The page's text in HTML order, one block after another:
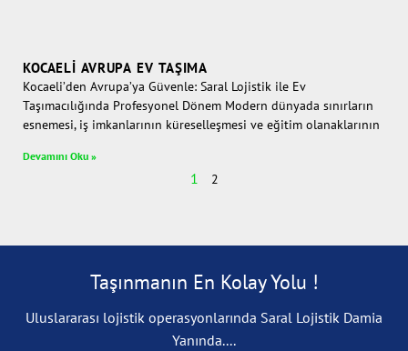
KOCAELI AVRUPA EV TAŞIMA
Kocaeli’den Avrupa’ya Güvenle: Saral Lojistik ile Ev
Taşımacılığında Profesyonel Dönem Modern dünyada sınırların
esnemesi, iş imkanlarının küreselleşmesi ve eğitim olanaklarının
Devamını Oku »
1 2
Taşınmanın En Kolay Yolu !
Uluslararası lojistik operasyonlarında Saral Lojistik Damia
Yanında....